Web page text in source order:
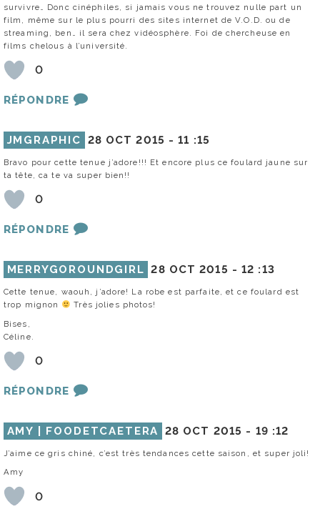
survivre… Donc cinéphiles, si jamais vous ne trouvez nulle part un
film, même sur le plus pourri des sites internet de V.O.D. ou de
streaming, ben… il sera chez vidéosphère. Foi de chercheuse en
films chelous à l’université.
0
RÉPONDRE
JMGRAPHIC 28 OCT 2015 -11 :15
Bravo pour cette tenue j’adore!!! Et encore plus ce foulard jaune sur
ta tête, ca te va super bien!!
0
RÉPONDRE
MERRYGOROUNDGIRL 28 OCT 2015 -12 :13
Cette tenue, waouh, j’adore! La robe est parfaite, et ce foulard est
trop mignon
Très jolies photos!
Bises,
Céline.
0
RÉPONDRE
AMY | FOODETCAETERA 28 OCT 2015 - 19 :12
J’aime ce gris chiné, c’est très tendances cette saison, et super joli!
Amy
0